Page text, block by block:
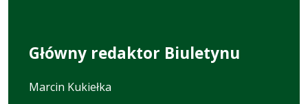
Główny redaktor Biuletynu
Marcin Kukiełka